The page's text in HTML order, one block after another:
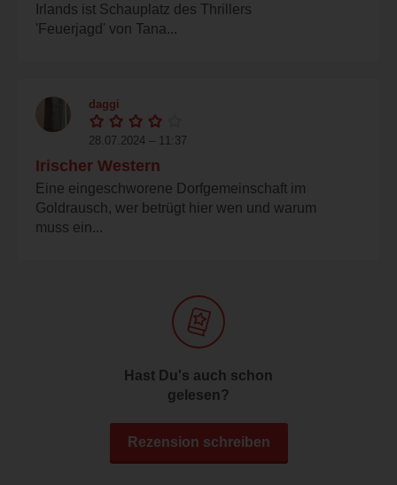
Irlands ist Schauplatz des Thrillers
'Feuerjagd' von Tana...
daggi
28.07.2024 – 11:37
Irischer Western
Eine eingeschworene Dorfgemeinschaft im
Goldrausch, wer betrügt hier wen und warum
muss ein...
Hast Du's auch schon
gelesen?
Rezension schreiben